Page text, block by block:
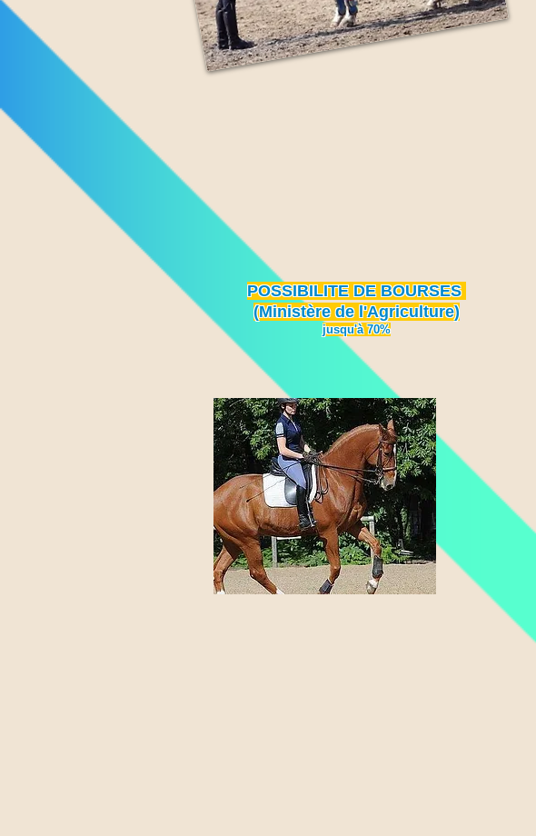
POSSIBILITE DE BOURSES
(Ministère de l'Agriculture)
jusqu'à 70%